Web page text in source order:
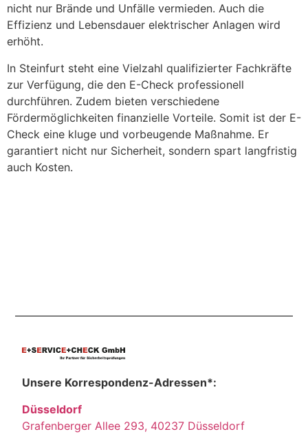
nicht nur Brände und Unfälle vermieden. Auch die
Effizienz und Lebensdauer elektrischer Anlagen wird
erhöht.
In Steinfurt steht eine Vielzahl qualifizierter Fachkräfte
zur Verfügung, die den E-Check professionell
durchführen. Zudem bieten verschiedene
Fördermöglichkeiten finanzielle Vorteile. Somit ist der E-
Check eine kluge und vorbeugende Maßnahme. Er
garantiert nicht nur Sicherheit, sondern spart langfristig
auch Kosten.
Unsere Korrespondenz-Adressen*:
Düsseldorf
Grafenberger Allee 293, 40237 Düsseldorf